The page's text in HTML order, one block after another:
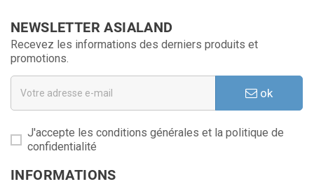
NEWSLETTER ASIALAND
Recevez les informations des derniers produits et
promotions.
ok
J'accepte les conditions générales et la politique de
confidentialité
INFORMATIONS